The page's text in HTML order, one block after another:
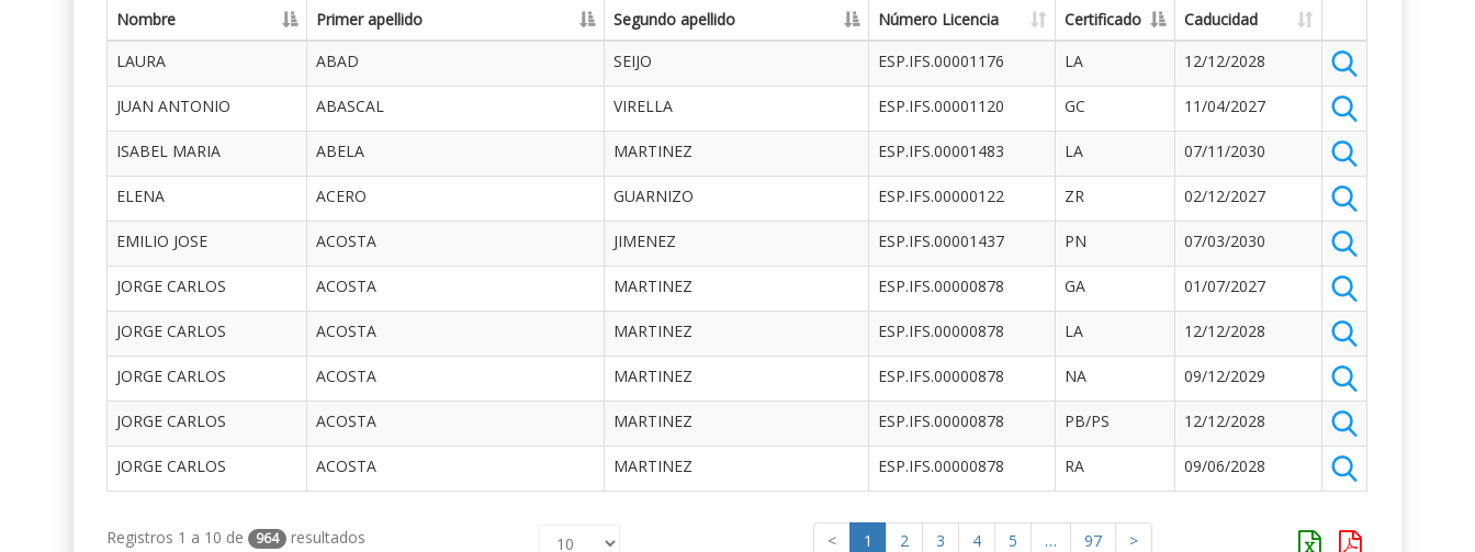
Nombre Primer apellido Segundo apellido Número Licencia Certificado
Caducidad
LAURA
ABAD SEIJO ESP.IFS.00001176 LA 12/12/2028
JUAN ANTONIO ABASCAL VIRELLA ESP.IFS.00001120 GC 11/04/2027
ISABEL MARIA ABELA MARTINEZ ESP.IFS.00001483 LA 07/11/2030
ELENA ACERO GUARNIZO ESP.IFS.00000122 ZR 02/12/2027
EMILIO JOSE ACOSTA JIMENEZ ESP.IFS.00001437 PN 07/03/2030
JORGE CARLOS ACOSTA MARTINEZ ESP.IFS.00000878 GA 01/07/2027
JORGE CARLOS ACOSTA MARTINEZ ESP.IFS.00000878 LA 12/12/2028
JORGE CARLOS ACOSTA MARTINEZ ESP.IFS.00000878 NA 09/12/2029
JORGE CARLOS ACOSTA MARTINEZ ESP.IFS.00000878 PB/PS 12/12/2028
JORGE CARLOS ACOSTA MARTINEZ ESP.IFS.00000878 RA 09/06/2028
Registros 1 a 10 de 964 resultados < 1 2 3 4 5 … 97 >